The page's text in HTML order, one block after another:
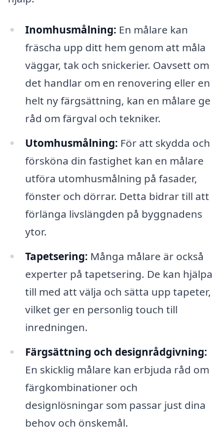
Inomhusmålning: En målare kan
fräscha upp ditt hem genom att måla
väggar, tak och snickerier. Oavsett om
det handlar om en renovering eller en
helt ny färgsättning, kan en målare ge
råd om färgval och tekniker.
Utomhusmålning: För att skydda och
försköna din fastighet kan en målare
utföra utomhusmålning på fasader,
fönster och dörrar. Detta bidrar till att
förlänga livslängden på byggnadens
ytor.
Tapetsering: Många målare är också
experter på tapetsering. De kan hjälpa
till med att välja och sätta upp tapeter,
vilket ger en personlig touch till
inredningen.
Färgsättning och designrådgivning:
En skicklig målare kan erbjuda råd om
färgkombinationer och
designlösningar som passar just dina
behov och önskemål.